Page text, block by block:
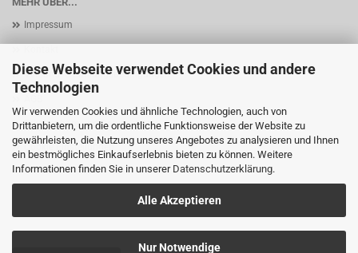
Diese Webseite verwendet Cookies und andere
Technologien
Wir verwenden Cookies und ähnliche Technologien, auch von
Drittanbietern, um die ordentliche Funktionsweise der Website zu
gewährleisten, die Nutzung unseres Angebotes zu analysieren und Ihnen
ein bestmögliches Einkaufserlebnis bieten zu können. Weitere
Informationen finden Sie in unserer Datenschutzerklärung.
Alle Akzeptieren
Nur Notwendige
Impressum
Versand- & Zahlungsbedingungen
Privatsphäre und Datenschutz
Cookie Einstellungen